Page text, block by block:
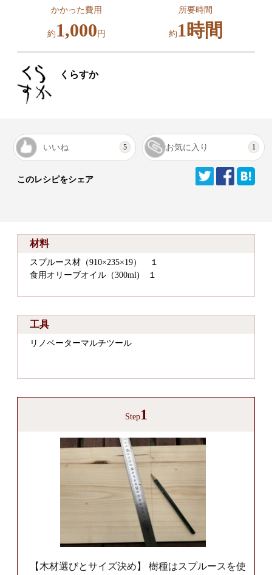
かかった費用
約 1,000 円
所要時間
約 1時間
くらすか
いいね 5 お気に入り 1
このレシピをシェア
材料
スプルース材（910×235×19） １
食用オリーブオイル（300ml) １
工具
リノベーターマルチツール
Step1
【木材選びとサイズ決め】 樹種はスプルースを使